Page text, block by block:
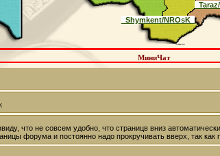
_Shymkent/NROsK_
МиниЧат